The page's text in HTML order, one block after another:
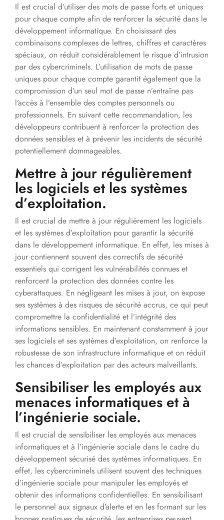
Il est crucial d’utiliser des mots de passe forts et uniques
pour chaque compte afin de renforcer la sécurité dans le
développement informatique. En choisissant des
combinaisons complexes de lettres, chiffres et caractères
spéciaux, on réduit considérablement le risque d’intrusion
par des cybercriminels. L’utilisation de mots de passe
uniques pour chaque compte garantit également que la
compromission d’un seul mot de passe n’entraîne pas
l’accès à l’ensemble des comptes personnels ou
professionnels. En suivant cette recommandation, les
développeurs contribuent à renforcer la protection des
données sensibles et à prévenir les incidents de sécurité
potentiellement dommageables.
Mettre à jour régulièrement
les logiciels et les systèmes
d’exploitation.
Il est crucial de mettre à jour régulièrement les logiciels
et les systèmes d’exploitation pour garantir la sécurité
dans le développement informatique. En effet, les mises à
jour contiennent souvent des correctifs de sécurité
essentiels qui corrigent les vulnérabilités connues et
renforcent la protection des données contre les
cyberattaques. En négligeant les mises à jour, on expose
ses systèmes à des risques de sécurité accrus, ce qui peut
compromettre la confidentialité et l’intégrité des
informations sensibles. En maintenant constamment à jour
ses logiciels et ses systèmes d’exploitation, on renforce la
robustesse de son infrastructure informatique et on réduit
les chances d’exploitation par des acteurs malveillants.
Sensibiliser les employés aux
menaces informatiques et à
l’ingénierie sociale.
Il est crucial de sensibiliser les employés aux menaces
informatiques et à l’ingénierie sociale dans le cadre du
développement sécurisé des systèmes informatiques. En
effet, les cybercriminels utilisent souvent des techniques
d’ingénierie sociale pour manipuler les employés et
obtenir des informations confidentielles. En sensibilisant
le personnel aux signaux d’alerte et en les formant sur les